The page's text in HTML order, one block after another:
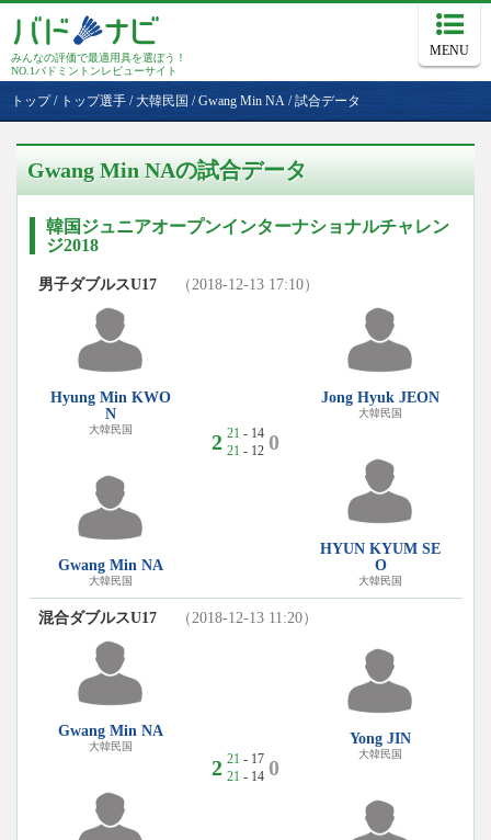
みんなの評価で最適用具を選ぼう！
NO.1バドミントンレビューサイト
MENU
トップ/ トップ選手 /大韓民国 /Gwang Min NA /試合データ
Gwang Min NAの試合データ
韓国ジュニアオープンインターナショナルチャレン
ジ2018
男子ダブルスU17 （2018-12-13 17:10）
Hyung Min KWO
N
大韓民国
Gwang Min NA
大韓民国
2 21 - 14
21 - 12 0
Jong Hyuk JEON
大韓民国
HYUN KYUM SE
O
大韓民国
混合ダブルスU17 （2018-12-13 11:20）
Gwang Min NA
大韓民国
2 21 - 17
21 - 14 0
Yong JIN
大韓民国